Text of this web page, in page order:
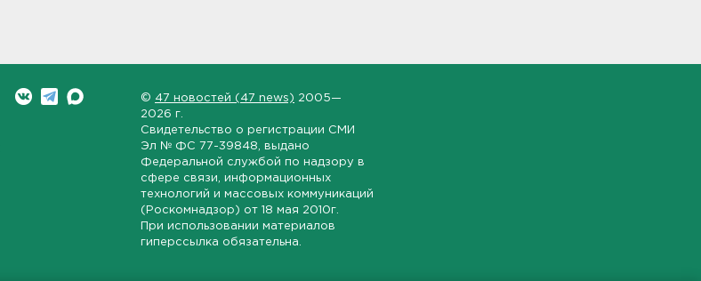
© 47 новостей (47 news) 2005—
2026 г.
Свидетельство о регистрации СМИ
Эл № ФС 77-39848 , выдано
Федеральной службой по надзору в
сфере связи, информационных
технологий и массовых коммуникаций
(Роскомнадзор) от 18 мая 2010г.
При использовании материалов
гиперссылка обязательна.